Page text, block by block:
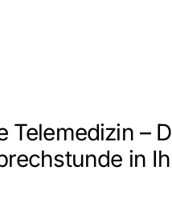
Telemedizin –
in